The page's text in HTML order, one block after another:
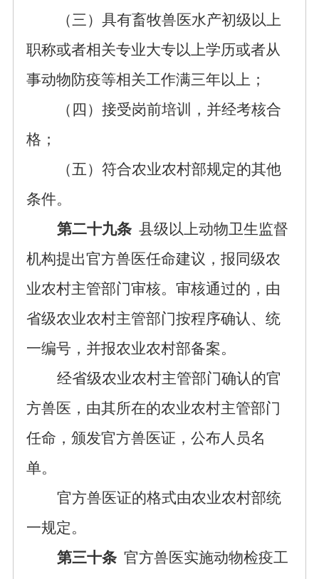
（三）具有畜牧兽医水产初级以上
职称或者相关专业大专以上学历或者从
事动物防疫等相关工作满三年以上；
（四）接受岗前培训，并经考核合
格；
（五）符合农业农村部规定的其他
条件。
第二十九条 县级以上动物卫生监督
机构提出官方兽医任命建议，报同级农
业农村主管部门审核。审核通过的，由
省级农业农村主管部门按程序确认、统
一编号，并报农业农村部备案。
经省级农业农村主管部门确认的官
方兽医，由其所在的农业农村主管部门
任命，颁发官方兽医证，公布人员名
单。
官方兽医证的格式由农业农村部统
一规定。
第三十条 官方兽医实施动物检疫工